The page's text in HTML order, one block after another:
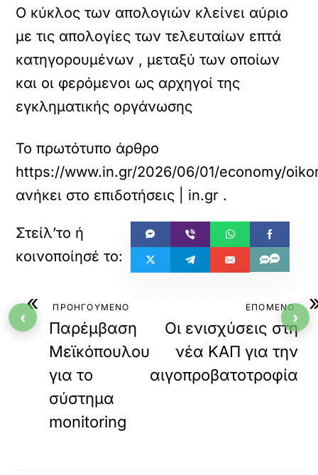
Ο κύκλος των απολογιών κλείνει αύριο
με τις απολογίες των τελευταίων επτά
κατηγορουμένων , μεταξύ των οποίων
και οι φερόμενοι ως αρχηγοί της
εγκληματικής οργάνωσης
Το πρωτότυπο άρθρο
https://www.in.gr/2026/06/01/economy/
ανήκει στο επιδοτήσεις | in.gr .
« ΠΡΟΗΓΟΥΜΕΝΟ
Παρέμβαση
Μεϊκόπουλου
για το
σύστημα
monitoring
ΕΠΟΜΕΝΟ
Οι ενισχύσεις στη
νέα ΚΑΠ για την
αιγοπροβατοτροφία
‹ ›